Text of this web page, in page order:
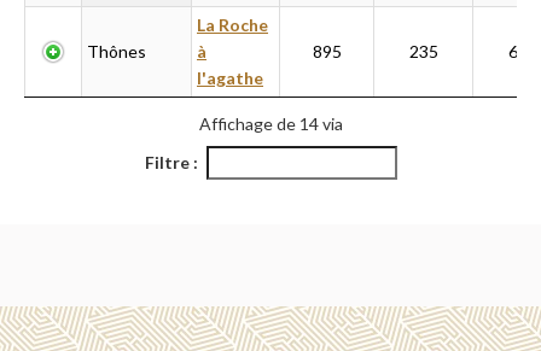
Thônes
La Roche
à
l'agathe
895 235 600
Affichage de 14 via
Filtre :